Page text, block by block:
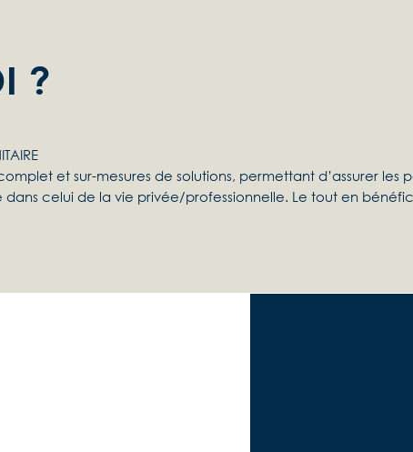
?
et sur-mesures de solutions, permettant d’assurer les
celui de la vie privée/professionnelle. Le tout en